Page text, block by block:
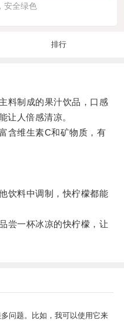
安全绿色
排行
制成的果汁饮品，口感
让人倍感清凉。
维生素C和矿物质，有
料中调制，快柠檬都能
一杯冰凉的快柠檬，让
问题。比如，我可以使用它来